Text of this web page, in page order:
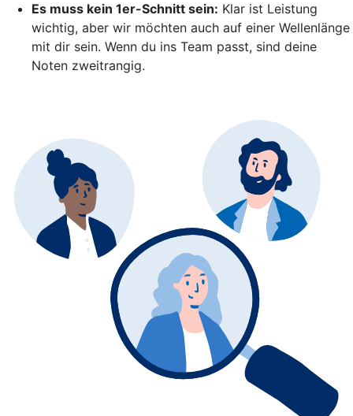
Es muss kein 1er-Schnitt sein: Klar ist Leistung
wichtig, aber wir möchten auch auf einer Wellenlänge
mit dir sein. Wenn du ins Team passt, sind deine
Noten zweitrangig.